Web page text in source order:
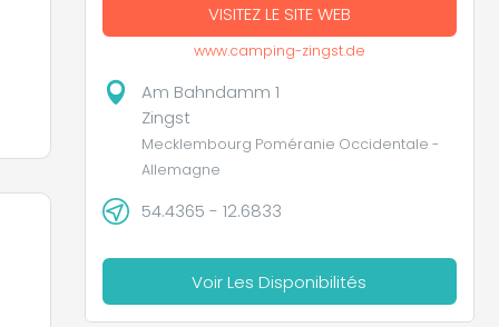
VISITEZ LE SITE WEB
www.camping-zingst.de
Am Bahndamm 1
Zingst
Mecklembourg Poméranie Occidentale -
Allemagne
54.4365 - 12.6833
Voir Les Disponibilités